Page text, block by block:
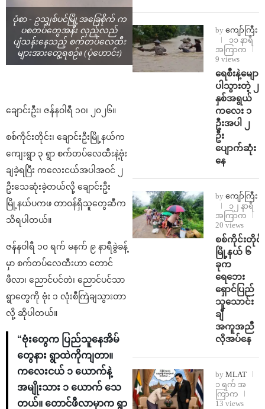
ပုံစာ - ဥသျှစ်ပင်မြို့အခြေစိုက် က
ပစတပ်တွေအနီး လှည့်လည်
ပျံသန်းနေသည့် စက်တပ်လေထီး
များအားတွေ့ရစဉ်။ (ပုံဟောင်း)
ချောင်းဦး၊ ဇန်နဝါရီ ၁၀၊ ၂၀၂၆။
စစ်ကိုင်းတိုင်း၊ ချောင်းဦးမြို့နယ်က
ကျေးရွာ ၃ ရွာ စက်တပ်လေထီးနဲ့ဗုံး
ချခဲ့ရပြီး ကလေးငယ်အပါအဝင် ၂
ဦးသေဆုံးခဲ့တယ်လို့ ချောင်းဦး
မြို့နယ်ပကဖ တာဝန်ရှိသူတွေဆီက
သိရပါတယ်။
ဇန်နဝါရီ ၁၀ ရက် မနက် ၉ နာရီခွဲခန့်
မှာ စက်တပ်လေထီးဟာ တောင်
ဖီလာ၊ ညောင်ပင်တဲ၊ ညောင်ပင်သာ
ရွာတွေကို ဗုံး ၁ လုံးစီကြဲချသွားတာ
လို့ ဆိုပါတယ်။
“ဗုံးတွေက ပြည်သူနေအိမ်
တွေနား ရွာထဲကိုကျတာ။
ကလေးငယ် ၁ ယောက်နဲ့
အမျိုးသား ၁ ယောက် သေ
တယ်။ တောင်ဖီလာမှာက ရွာ
by ကျော်ကြီး
၁၁ နာရီ
အကြာက
9 views
ရေစီးနဲ့မျော
ပါသွားတဲ့ ၂
နှစ်အရွယ်
ကလေး ၁
ဦးအပါ ၂
ဦး
ပျောက်ဆုံး
နေ
by ကျော်ကြီး
၁၂ နာရီ
အကြာက
20 views
စစ်ကိုင်းတိုင်း
မြို့နယ် ၆
ခုက
ရေဘေး
ရှောင်ပြည်
သူသောင်း
ချီ
အကူအညီ
လိုအပ်နေ
by MLAT
၁ ရက် အ
ကြာက
13 views